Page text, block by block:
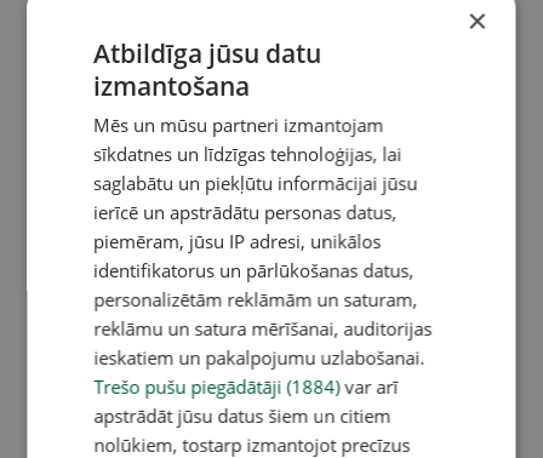
×
Atbildīga jūsu datu
izmantošana
Mēs un mūsu partneri izmantojam
sīkdatnes un līdzīgas tehnoloģijas, lai
saglabātu un piekļūtu informācijai jūsu
ierīcē un apstrādātu personas datus,
piemēram, jūsu IP adresi, unikālos
identifikatorus un pārlūkošanas datus,
personalizētām reklāmām un saturam,
reklāmu un satura mērīšanai, auditorijas
ieskatiem un pakalpojumu uzlabošanai.
Trešo pušu piegādātāji (1884)var arī
apstrādāt jūsu datus šiem un citiem
nolūkiem, tostarp izmantojot precīzus